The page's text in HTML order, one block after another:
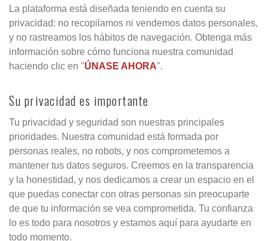
La plataforma está diseñada teniendo en cuenta su
privacidad: no recopilamos ni vendemos datos personales,
y no rastreamos los hábitos de navegación. Obtenga más
información sobre cómo funciona nuestra comunidad
haciendo clic en "ÚNASE AHORA".
Su privacidad es importante
Tu privacidad y seguridad son nuestras principales
prioridades. Nuestra comunidad está formada por
personas reales, no robots, y nos comprometemos a
mantener tus datos seguros. Creemos en la transparencia
y la honestidad, y nos dedicamos a crear un espacio en el
que puedas conectar con otras personas sin preocuparte
de que tu información se vea comprometida. Tu confianza
lo es todo para nosotros y estamos aquí para ayudarte en
todo momento.